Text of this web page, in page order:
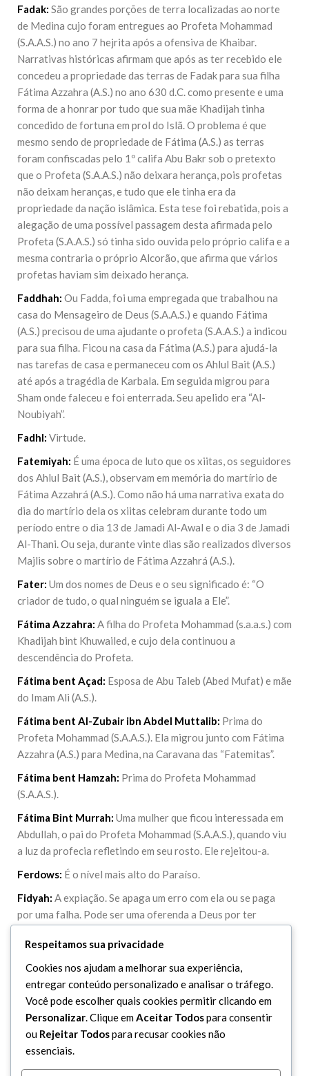
Fadak: São grandes porções de terra localizadas ao norte
de Medina cujo foram entregues ao Profeta Mohammad
(S.A.A.S.) no ano 7 hejrita após a ofensiva de Khaibar.
Narrativas históricas afirmam que após as ter recebido ele
concedeu a propriedade das terras de Fadak para sua filha
Fátima Azzahra (A.S.) no ano 630 d.C. como presente e uma
forma de a honrar por tudo que sua mãe Khadijah tinha
concedido de fortuna em prol do Islã. O problema é que
mesmo sendo de propriedade de Fátima (A.S.) as terras
foram confiscadas pelo 1º califa Abu Bakr sob o pretexto
que o Profeta (S.A.A.S.) não deixara herança, pois profetas
não deixam heranças, e tudo que ele tinha era da
propriedade da nação islâmica. Esta tese foi rebatida, pois a
alegação de uma possível passagem desta afirmada pelo
Profeta (S.A.A.S.) só tinha sido ouvida pelo próprio califa e a
mesma contraria o próprio Alcorão, que afirma que vários
profetas haviam sim deixado herança.
Faddhah: Ou Fadda, foi uma empregada que trabalhou na
casa do Mensageiro de Deus (S.A.A.S.) e quando Fátima
(A.S.) precisou de uma ajudante o profeta (S.A.A.S.) a indicou
para sua filha. Ficou na casa da Fátima (A.S.) para ajudá-la
nas tarefas de casa e permaneceu com os Ahlul Bait (A.S.)
até após a tragédia de Karbala. Em seguida migrou para
Sham onde faleceu e foi enterrada. Seu apelido era “Al-
Noubiyah”.
Fadhl: Virtude.
Fatemiyah: É uma época de luto que os xiitas, os seguidores
dos Ahlul Bait (A.S.), observam em memória do martírio de
Fátima Azzahrá (A.S.). Como não há uma narrativa exata do
dia do martírio dela os xiitas celebram durante todo um
período entre o dia 13 de Jamadi Al-Awal e o dia 3 de Jamadi
Al-Thani. Ou seja, durante vinte dias são realizados diversos
Majlis sobre o martírio de Fátima Azzahrá (A.S.).
Fater: Um dos nomes de Deus e o seu significado é: “O
criador de tudo, o qual ninguém se iguala a Ele”.
Fátima Azzahra: A filha do Profeta Mohammad (s.a.a.s.) com
Khadijah bint Khuwailed, e cujo dela continuou a
descendência do Profeta.
Fátima bent Açad: Esposa de Abu Taleb (Abed Mufat) e mãe
do Imam Ali (A.S.).
Fátima bent Al-Zubair ibn Abdel Muttalib: Prima do
Profeta Mohammad (S.A.A.S.). Ela migrou junto com Fátima
Azzahra (A.S.) para Medina, na Caravana das “Fatemitas”.
Fátima bent Hamzah: Prima do Profeta Mohammad
(S.A.A.S.).
Fátima Bint Murrah: Uma mulher que ficou interessada em
Abdullah, o pai do Profeta Mohammad (S.A.A.S.), quando viu
a luz da profecia refletindo em seu rosto. Ele rejeitou-a.
Ferdows: É o nível mais alto do Paraíso.
Fidyah: A expiação. Se apaga um erro com ela ou se paga
por uma falha. Pode ser uma oferenda a Deus por ter
Futuh Al-Buldan:
obra de autoria de Al-Balazari, um
historiador do século 8 nascido e falecido em Bagdá, e que
viveu na época da dinastia abássida. Seu livro é considerado
um dos primeiros livros de História Islâmica. Ele foi seguidor
da vertente sunita do Islã.
Respeitamos sua privacidade
Cookies nos ajudam a melhorar sua experiência,
entregar conteúdo personalizado e analisar o tráfego.
Você pode escolher quais cookies permitir clicando em
Personalizar. Clique emAceitar Todospara consentir
ou Rejeitar Todospara recusar cookies não
essenciais.